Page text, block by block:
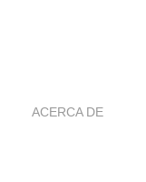
ACERCA DE